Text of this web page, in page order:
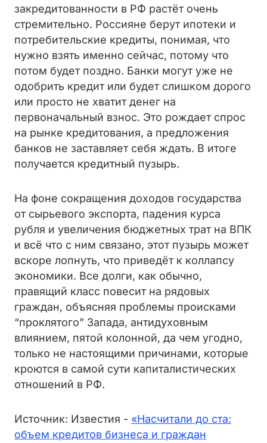
закредитованности в РФ растёт очень
стремительно. Россияне берут ипотеки и
потребительские кредиты, понимая, что
нужно взять именно сейчас, потому что
потом будет поздно. Банки могут уже не
одобрить кредит или будет слишком дорого
или просто не хватит денег на
первоначальный взнос. Это рождает спрос
на рынке кредитования, а предложения
банков не заставляет себя ждать. В итоге
получается кредитный пузырь.
На фоне сокращения доходов государства
от сырьевого экспорта, падения курса
рубля и увеличения бюджетных трат на ВПК
и всё что с ним связано, этот пузырь может
вскоре лопнуть, что приведёт к коллапсу
экономики. Все долги, как обычно,
правящий класс повесит на рядовых
граждан, объясняя проблемы происками
“проклятого” Запада, антидуховным
влиянием, пятой колонной, да чем угодно,
только не настоящими причинами, которые
кроются в самой сути капиталистических
отношений в РФ.
Источник: Известия - «Насчитали до ста:
объем кредитов бизнеса и граждан